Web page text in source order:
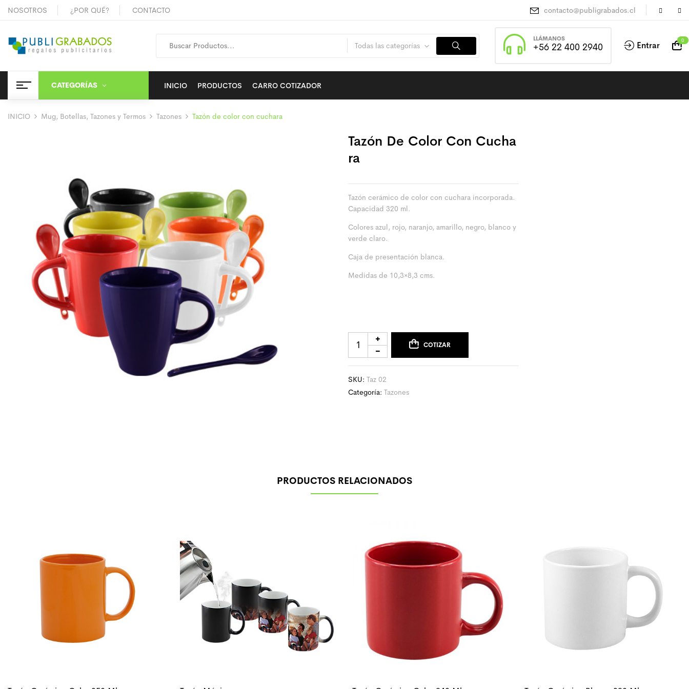
NOSOTROS ¿POR QUÉ? CONTACTO contacto@publigrabados.cl
Todas las categorías
LLÁMANOS
+56 22 400 2940 Entrar 0
CATEGORÍAS INICIO PRODUCTOS CARRO COTIZADOR
INICIO Mug, Botellas, Tazones y Termos Tazones Tazón de color con cuchara
Tazón De Color Con Cucha
Ra
Tazón cerámico de color con cuchara incorporada.
Capacidad 320 ml.
Colores azul, rojo, naranjo, amarillo, negro, blanco y
verde claro.
Caja de presentación blanca.
Medidas de 10,3×8,3 cms.
COTIZAR
SKU:Taz 02
Categoría:Tazones
PRODUCTOS RELACIONADOS